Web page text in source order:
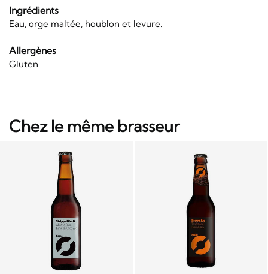
Ingrédients
Eau, orge maltée, houblon et levure.
Allergènes
Gluten
Chez le même brasseur